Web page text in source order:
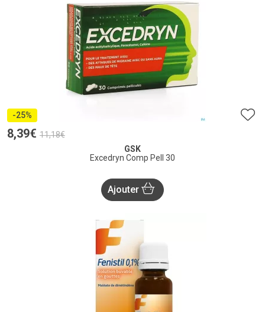
-25%
8,39€ 11,18€
GSK
Excedryn Comp Pell 30
Ajouter